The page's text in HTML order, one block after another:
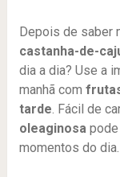
Depois de saber
castanha-de-
dia a dia? Use a
manhã com
tarde . Fácil de
oleaginosa
momentos do dia.